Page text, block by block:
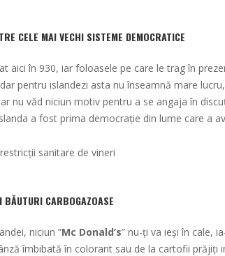
CELE MAI VECHI SISTEME DEMOCRATICE
aici în 930, iar foloasele pe care le trag în
pentru islandezi asta nu înseamnă mare
nu văd niciun motiv pentru a se angaja în
a fost prima democrație din lume care a
CARBOGAZOASE
niciun ”Mc Donald’s” nu-ți va ieși în cale,
îmbibată în colorant sau de la cartofii prăjiți